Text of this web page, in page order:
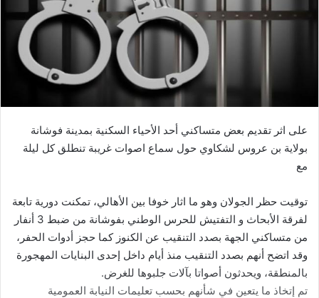
على اثر تقديم بعض متساكني أحد الأحياء السكنية بمدينة فوشانة
بولاية بن عروس لشكاوي حول سماع اصوات غريبة تنطلق كل ليلة
مع
توقيت حظر الجولان وهو ما اثار خوفا بين الأهالي، تمكنت دورية تابعة
لفرقة الأبحاث و التفتيش للحرس الوطني بفوشانة من ضبط 3 أنفار
من متساكني الجهة بصدد التنقيب عن الكنوز كما حجز أدوات الحفر،
وقد اتضح أنهم بصدد التنقيب منذ أيام داخل إحدى البنايات المهجورة
بالمنطقة، ويحدثون أصواتا بآلات جلبوها للغرض.
تم إتخاذ ما يتعين في شأنهم بحسب تعليمات النيابة العمومية